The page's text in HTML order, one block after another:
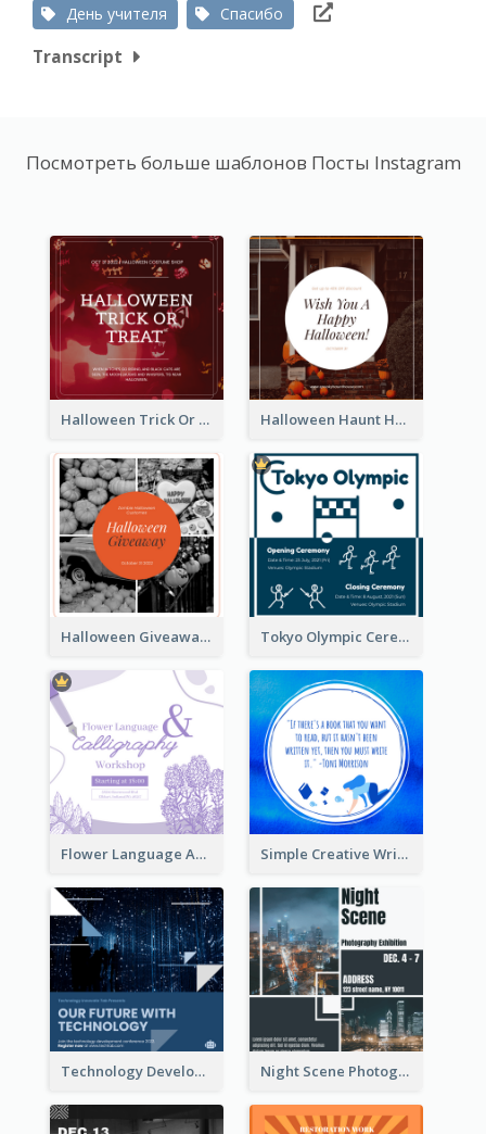
День учителя Спасибо
Transcript
Посмотреть больше шаблонов Посты Instagram
Halloween Trick Or Treat Instagram Post Halloween Haunt House Instagram Post
Halloween Giveaway Instagram Post Tokyo Olympic Ceremony Instagram Post
Flower Language And Calligraphy Instagram Post Simple Creative Writing Quote Instagram Post
Technology Development Conference Instagram Post Night Scene Photography Exhibition Instagram Post